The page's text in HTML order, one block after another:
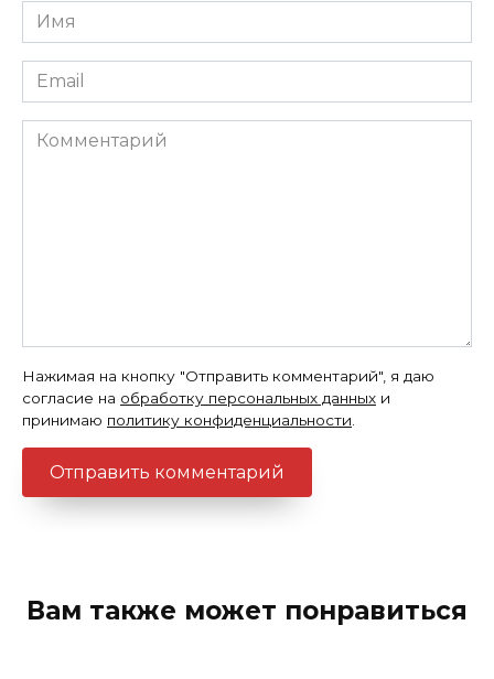
Имя
*
Email
*
Комментарий
Нажимая на кнопку "Отправить комментарий", я даю
согласие на обработку персональных данных и
принимаю политику конфиденциальности
Вам также может понравиться